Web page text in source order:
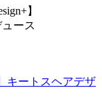
】
ース
キートスヘアデザ